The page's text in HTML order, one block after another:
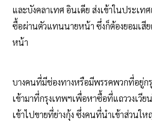
และบังคลาเทศ อินเดีย ส่งเข้าในประเท
ซื้อผ่านตัวแทนนายหน้า ซึ่งก็ต้องยอมเสีย
หน้า
บางคนที่มีช่องทางหรือมีพรรคพวกที่อยู่ก
เข้ามาที่กรุงเทพฯเพื่อหาซื้อที่แถววงเวีย
เข้าไปขายที่ย่างกุ้ง ซึ่งคนที่นำเข้าส่วนใ